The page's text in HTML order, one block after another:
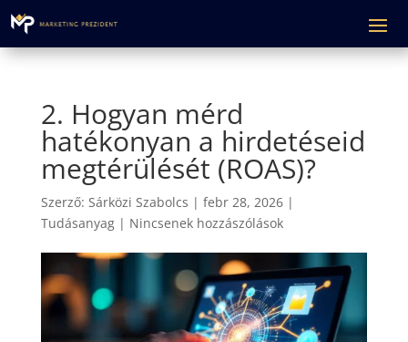
2. Hogyan mérd
hatékonyan a hirdetéseid
megtérülését (ROAS)?
Szerző: Sárközi Szabolcs | febr 28, 2026|
Tudásanyag| Nincsenek hozzászólások